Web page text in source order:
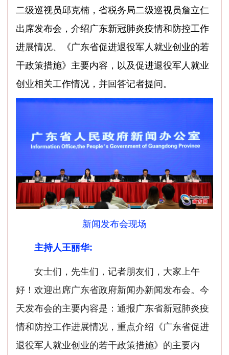
二级巡视员邱克楠，省税务局二级巡视员詹立仁
出席发布会，介绍广东新冠肺炎疫情和防控工作
进展情况、《广东省促进退役军人就业创业的若
干政策措施》主要内容，以及促进退役军人就业
创业相关工作情况，并回答记者提问。
新闻发布会现场
主持人王丽华:
女士们，先生们，记者朋友们，大家上午
好！欢迎出席广东省政府新闻办新闻发布会。今
天发布会的主要内容是：通报广东省新冠肺炎疫
情和防控工作进展情况，重点介绍《广东省促进
退役军人就业创业的若干政策措施》的主要内